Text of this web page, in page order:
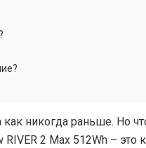
никогда раньше. Но
RIVER 2 Max 512Wh –